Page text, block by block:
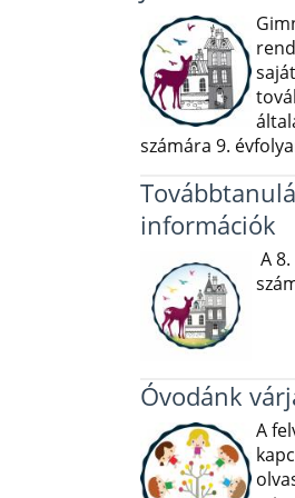
számára 9.
információk
A
Óvodánk
A